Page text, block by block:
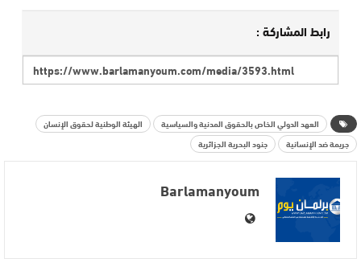
رابط المشاركة :
العهد الدولي الخاص بالحقوق المدنية والسياسية
الهيئة الوطنية لحقوق الإنسان
جريمة ضد الإنسانية
جنود البحرية الجزائرية
Barlamanyoum